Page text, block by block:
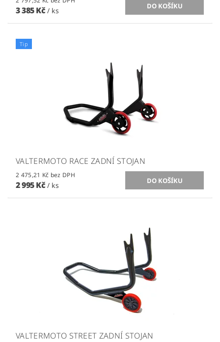
3 385 Kč / ks
Tip
VALTERMOTO RACE ZADNÍ STOJAN
2 475,21 Kč bez DPH
2 995 Kč / ks
VALTERMOTO STREET ZADNÍ STOJAN